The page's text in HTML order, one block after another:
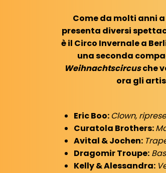
Come da molti anni
presenta diversi
è il Circo Invernale a
una seconda
Weihnachtscircusche
ora gli
Eric Boo: Clown,
Curatola Brothers:
Avital & Jochen:
Dragomir Troupe:
Kelly & Alessandra: